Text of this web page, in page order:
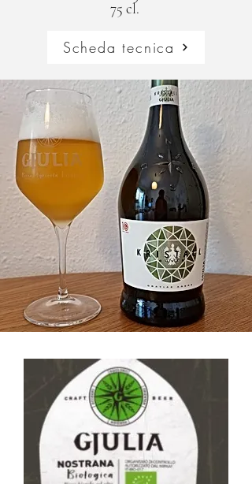
75 cl.
Scheda tecnica